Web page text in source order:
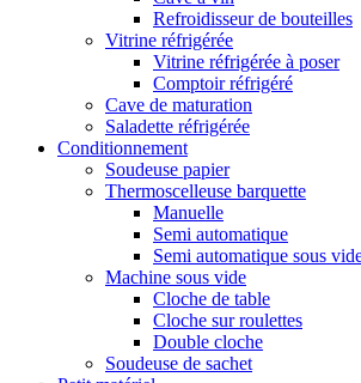
Refroidisseur de bouteilles
Vitrine réfrigérée
Vitrine réfrigérée à poser
Comptoir réfrigéré
Cave de maturation
Saladette réfrigérée
Conditionnement
Soudeuse papier
Thermoscelleuse barquette
Manuelle
Semi automatique
Semi automatique sous
Machine sous vide
Cloche de table
Cloche sur roulettes
Double cloche
Soudeuse de sachet